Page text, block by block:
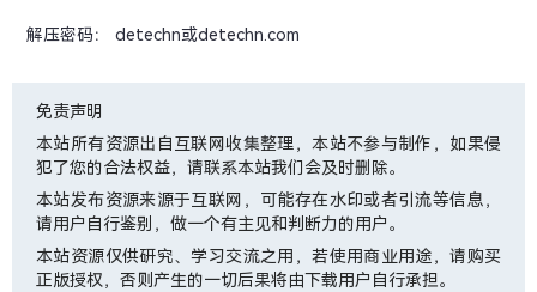
解压密码： detechn或detechn.com
免责声明
本站所有资源出自互联网收集整理，本站不参与制作，如果侵
犯了您的合法权益，请联系本站我们会及时删除。
本站发布资源来源于互联网，可能存在水印或者引流等信息，
请用户自行鉴别，做一个有主见和判断力的用户。
本站资源仅供研究、学习交流之用，若使用商业用途，请购买
正版授权，否则产生的一切后果将由下载用户自行承担。